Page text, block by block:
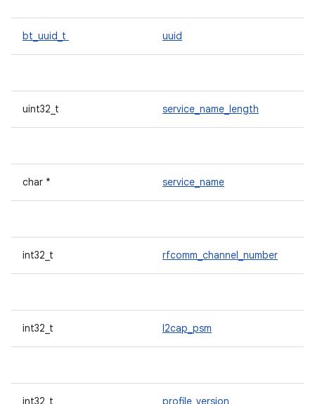
bt_uuid_t uuid
uint32_t service_name_length
char * service_name
int32_t rfcomm_channel_number
int32_t l2cap_psm
int32_t profile_version